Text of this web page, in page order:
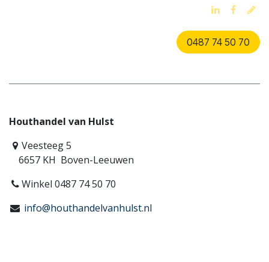
0487 74 50 70
Houthandel van Hulst
Veesteeg 5
6657 KH Boven-Leeuwen
Winkel 0487 74 50 70
info@houthandelvanhulst.nl